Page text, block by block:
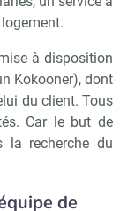
à disposition
Kokooner), dont
du client. Tous
Car le but de
la recherche du
de